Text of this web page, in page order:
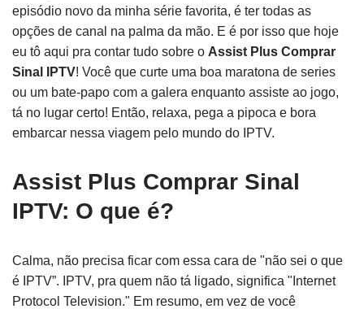
episódio novo da minha série favorita, é ter todas as
opções de canal na palma da mão. E é por isso que hoje
eu tô aqui pra contar tudo sobre o Assist Plus Comprar
Sinal IPTV! Você que curte uma boa maratona de series
ou um bate-papo com a galera enquanto assiste ao jogo,
tá no lugar certo! Então, relaxa, pega a pipoca e bora
embarcar nessa viagem pelo mundo do IPTV.
Assist Plus Comprar Sinal
IPTV: O que é?
Calma, não precisa ficar com essa cara de "não sei o que
é IPTV”. IPTV, pra quem não tá ligado, significa "Internet
Protocol Television." Em resumo, em vez de você